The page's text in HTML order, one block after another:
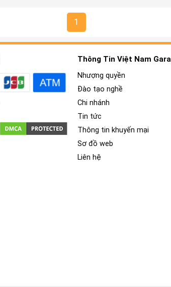
1
Thông Tin Việt Nam
Nhượng quyền
Đào tạo nghề
Chi nhánh
Tin tức
Thông tin khuyến mại
Sơ đồ web
Liên hệ